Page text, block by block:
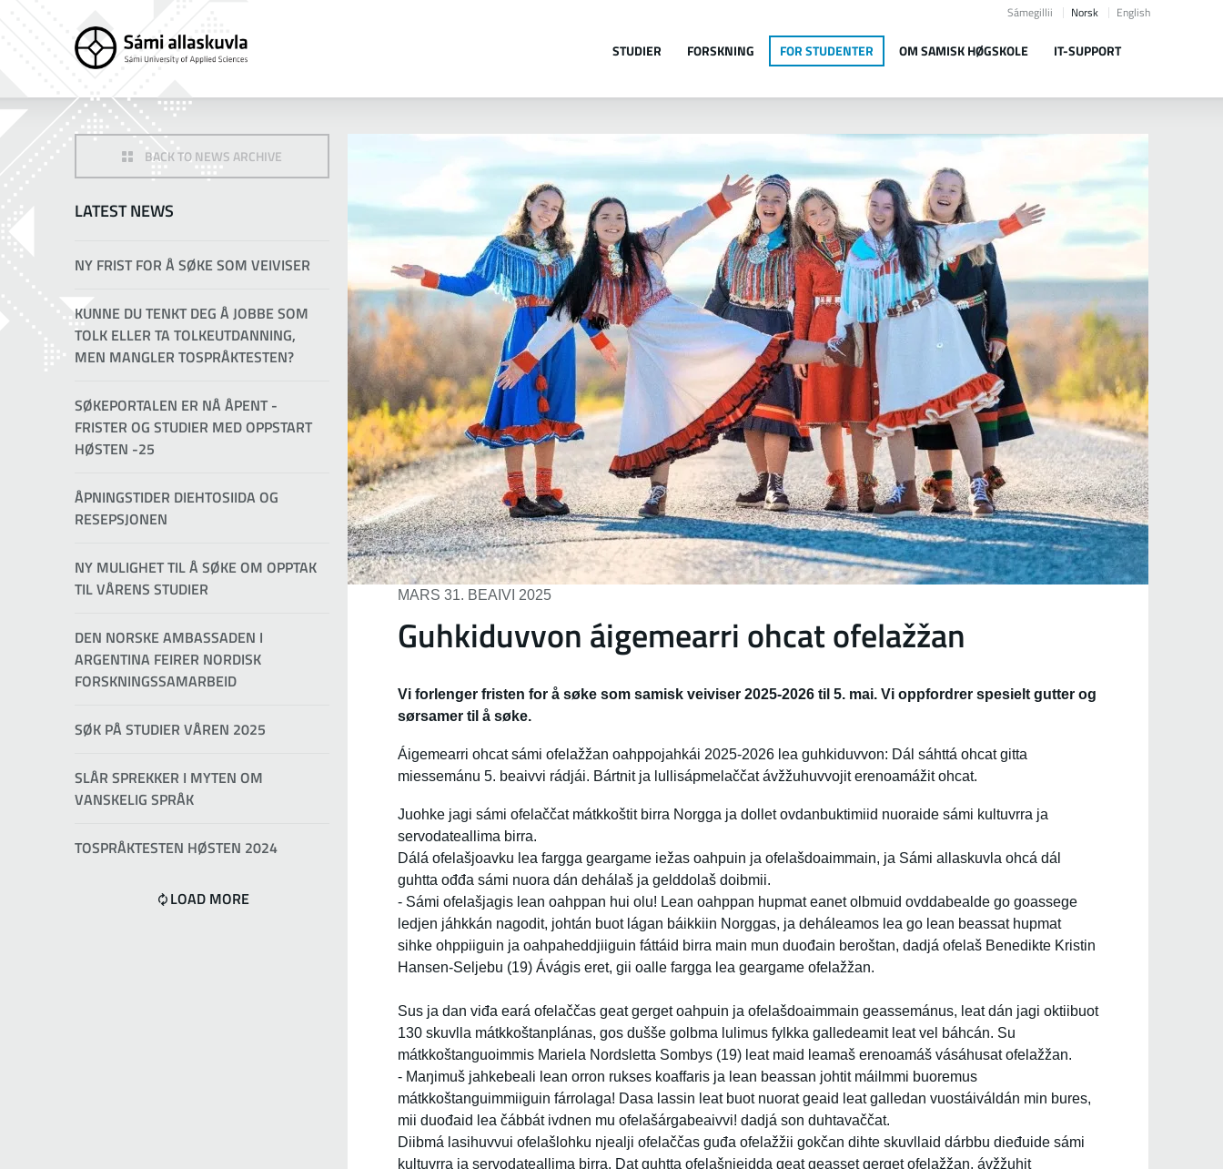
Sámegillii Norsk English
STUDIER FORSKNING FOR STUDENTER OM SAMISK HØGSKOLE IT-SUPPORT
BACK TO NEWS ARCHIVE
LATEST NEWS
NY FRIST FOR Å SØKE SOM VEIVISER
KUNNE DU TENKT DEG Å JOBBE SOM
TOLK ELLER TA TOLKEUTDANNING,
MEN MANGLER TOSPRÅKTESTEN?
SØKEPORTALEN ER NÅ ÅPENT -
FRISTER OG STUDIER MED OPPSTART
HØSTEN -25
ÅPNINGSTIDER DIEHTOSIIDA OG
RESEPSJONEN
NY MULIGHET TIL Å SØKE OM OPPTAK
TIL VÅRENS STUDIER
DEN NORSKE AMBASSADEN I
ARGENTINA FEIRER NORDISK
FORSKNINGSSAMARBEID
SØK PÅ STUDIER VÅREN 2025
SLÅR SPREKKER I MYTEN OM
VANSKELIG SPRÅK
TOSPRÅKTESTEN HØSTEN 2024
LOAD MORE
MARS 31. BEAIVI 2025
Guhkiduvvon áigemearri ohcat ofelažžan
Vi forlenger fristen for å søke som samisk veiviser 2025-2026 til 5. mai. Vi oppfordrer spesielt gutter og
sørsamer til å søke.
Áigemearri ohcat sámi ofelažžan oahppojahkái 2025-2026 lea guhkiduvvon: Dál sáhttá ohcat gitta
miessemánu 5. beaivvi rádjái. Bártnit ja lullisápmelaččat ávžžuhuvvojit erenoamážit ohcat.
Juohke jagi sámi ofelaččat mátkkoštit birra Norgga ja dollet ovdanbuktimiid nuoraide sámi kultuvrra ja
servodateallima birra.
Dálá ofelašjoavku lea fargga geargame iežas oahpuin ja ofelašdoaimmain, ja Sámi allaskuvla ohcá dál
guhtta ođđa sámi nuora dán dehálaš ja gelddolaš doibmii.
- Sámi ofelašjagis lean oahppan hui olu! Lean oahppan hupmat eanet olbmuid ovddabealde go goassege
ledjen jáhkkán nagodit, johtán buot lágan báikkiin Norggas, ja deháleamos lea go lean beassat hupmat
sihke ohppiiguin ja oahpaheddjiiguin fáttáid birra main mun duođain beroštan, dadjá ofelaš Benedikte Kristin
Hansen-Seljebu (19) Ávágis eret, gii oalle fargga lea geargame ofelažžan.
Sus ja dan viđa eará ofelaččas geat gerget oahpuin ja ofelašdoaimmain geassemánus, leat dán jagi oktiibuot
130 skuvlla mátkkoštanplánas, gos dušše golbma lulimus fylkka galledeamit leat vel báhcán. Su
mátkkoštanguoimmis Mariela Nordsletta Sombys (19) leat maid leamaš erenoamáš vásáhusat ofelažžan.
- Maŋimuš jahkebeali lean orron rukses koaffaris ja lean beassan johtit máilmmi buoremus
mátkkoštanguimmiiguin fárrolaga! Dasa lassin leat buot nuorat geaid leat galledan vuostáiváldán min bures,
mii duođaid lea čábbát ivdnen mu ofelašárgabeaivvi! dadjá son duhtavaččat.
Diibmá lasihuvvui ofelašlohku njealji ofelaččas guđa ofelažžii gokčan dihte skuvllaid dárbbu dieđuide sámi
kultuvrra ja servodateallima birra. Dat guhtta ofelašnieidda geat geasset gerget ofelažžan, ávžžuhit